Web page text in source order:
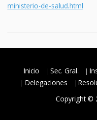
ministerio-de-salud.html
Inicio Sec. Gral.
Delegaciones
Copyright ©